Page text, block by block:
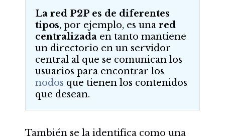
La red P2P es de diferentes
tipos, por ejemplo, es una red
centralizadaen tanto mantiene
un directorio en un servidor
central al que se comunican los
usuarios para encontrar los
nodos que tienen los contenidos
que desean.
También se la identifica como una